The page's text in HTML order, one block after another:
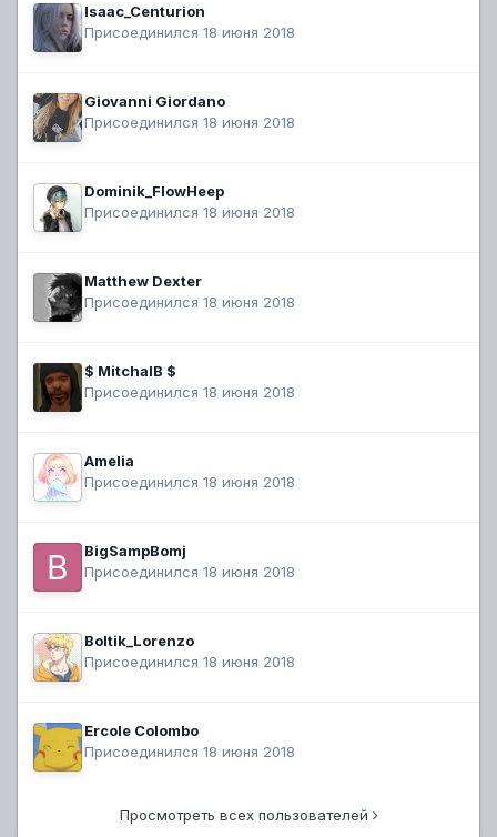
Isaac_Centurion
Присоединился 18 июня 2018
Giovanni Giordano
Присоединился 18 июня 2018
Dominik_FlowHeep
Присоединился 18 июня 2018
Matthew Dexter
Присоединился 18 июня 2018
$ MitchalB $
Присоединился 18 июня 2018
Amelia
Присоединился 18 июня 2018
BigSampBomj
Присоединился 18 июня 2018
Boltik_Lorenzo
Присоединился 18 июня 2018
Ercole Colombo
Присоединился 18 июня 2018
Просмотреть всех пользователей